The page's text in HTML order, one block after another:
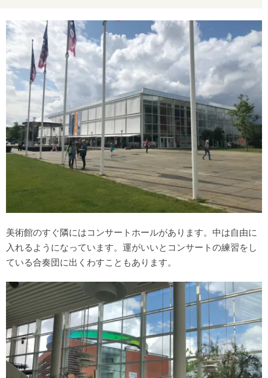
美術館のすぐ隣にはコンサートホールがあります。中は自由に
入れるようになっています。運がいいとコンサートの練習をし
ている合奏団に出くわすこともあります。